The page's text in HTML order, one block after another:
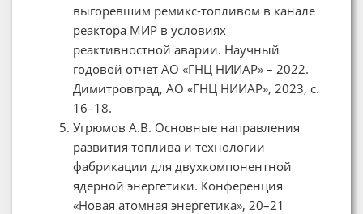
выгоревшим ремикс-топливом в канале
реактора МИР в условиях
реактивностной аварии. Научный
годовой отчет АО «ГНЦ НИИАР» – 2022.
Димитровград, АО «ГНЦ НИИАР», 2023, с.
16–18.
Угрюмов А.В. Основные направления
развития топлива и технологии
фабрикации для двухкомпонентной
ядерной энергетики. Конференция
«Новая атомная энергетика», 20–21